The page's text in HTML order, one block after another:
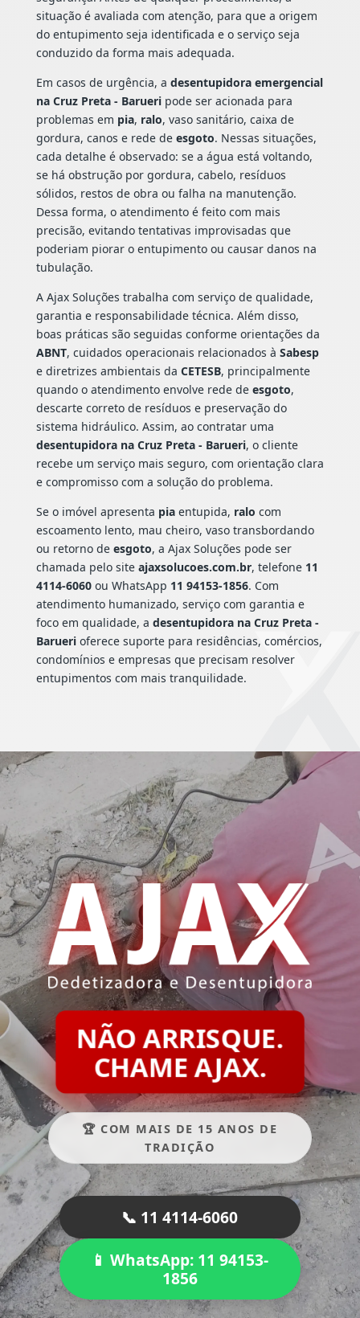
situação é avaliada com atenção, para que a origem
do entupimento seja identificada e o serviço seja
conduzido da forma mais adequada.
Em casos de urgência, a desentupidora emergencial
na Cruz Preta - Barueripode ser acionada para
problemas em pia, ralo, vaso sanitário, caixa de
gordura, canos e rede de esgoto. Nessas situações,
cada detalhe é observado: se a água está voltando,
se há obstrução por gordura, cabelo, resíduos
sólidos, restos de obra ou falha na manutenção.
Dessa forma, o atendimento é feito com mais
precisão, evitando tentativas improvisadas que
poderiam piorar o entupimento ou causar danos na
tubulação.
A Ajax Soluções trabalha com serviço de qualidade,
garantia e responsabilidade técnica. Além disso,
boas práticas são seguidas conforme orientações da
ABNT, cuidados operacionais relacionados à Sabesp
e diretrizes ambientais da CETESB, principalmente
quando o atendimento envolve rede de esgoto,
descarte correto de resíduos e preservação do
sistema hidráulico. Assim, ao contratar uma
desentupidora na Cruz Preta - Barueri, o cliente
recebe um serviço mais seguro, com orientação clara
e compromisso com a solução do problema.
Se o imóvel apresenta piaentupida, ralo com
escoamento lento, mau cheiro, vaso transbordando
ou retorno de esgoto, a Ajax Soluções pode ser
chamada pelo site ajaxsolucoes.com.br, telefone 11
4114-6060ou WhatsApp 11 94153-1856. Com
atendimento humanizado, serviço com garantia e
foco em qualidade, a desentupidora na Cruz Preta -
Baruerioferece suporte para residências, comércios,
condomínios e empresas que precisam resolver
entupimentos com mais tranquilidade.
NÃO ARRISQUE.
CHAME AJAX.
🏆 COM MAIS DE 15 ANOS DE
TRADIÇÃO
📞 11 4114-6060
📱 WhatsApp: 11 94153-
1856